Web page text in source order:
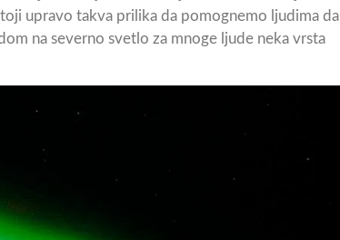
upravo takva prilika da pomognemo ljudima da
na severno svetlo za mnoge ljude neka vrsta